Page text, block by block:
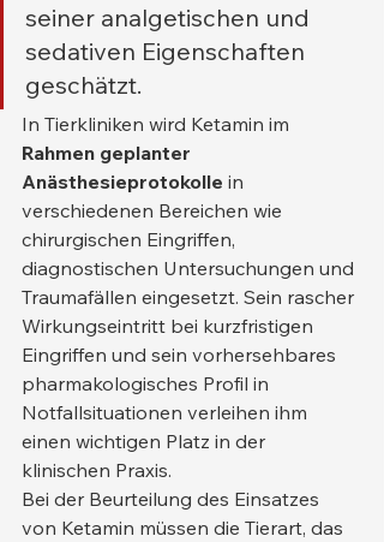
seiner analgetischen und
sedativen Eigenschaften
geschätzt.
In Tierkliniken wird Ketamin im
Rahmen geplanter
Anästhesieprotokolle in
verschiedenen Bereichen wie
chirurgischen Eingriffen,
diagnostischen Untersuchungen und
Traumafällen eingesetzt. Sein rascher
Wirkungseintritt bei kurzfristigen
Eingriffen und sein vorhersehbares
pharmakologisches Profil in
Notfallsituationen verleihen ihm
einen wichtigen Platz in der
klinischen Praxis.
Bei der Beurteilung des Einsatzes
von Ketamin müssen die Tierart, das